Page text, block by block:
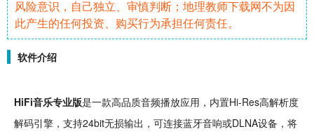
风险意识，自己独立、审慎判断；地理教师下载网不为因
此产生的任何投资、购买行为承担任何责任。
软件介绍
HiFi音乐专业版是一款高品质音频播放应用，内置Hi-Res高解析度
解码引擎，支持24bit无损输出，可连接蓝牙音响或DLNA设备，将